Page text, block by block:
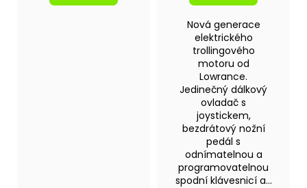
Nová generace
elektrického
trollingového
motoru od
Lowrance.
Jedinečný dálkový
ovladač s
joystickem,
bezdrátový nožní
pedál s
odnímatelnou a
programovatelnou
spodní klávesnicí a...